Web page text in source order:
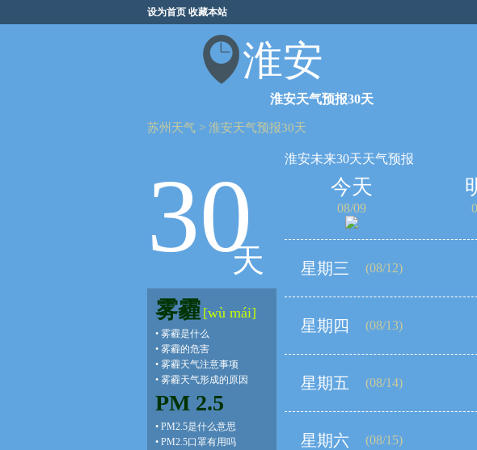
设为首页 收藏本站
淮安
淮安天气预报30天
苏州天气 > 淮安天气预报30天
30
天
雾霾 [wù mái]
• 雾霾是什么
• 雾霾的危害
• 雾霾天气注意事项
• 雾霾天气形成的原因
PM 2.5
• PM2.5是什么意思
• PM2.5口罩有用吗
淮安未来30天天气预报
今天
08/09
星期三 (08/12)
星期四 (08/13)
星期五 (08/14)
星期六 (08/15)